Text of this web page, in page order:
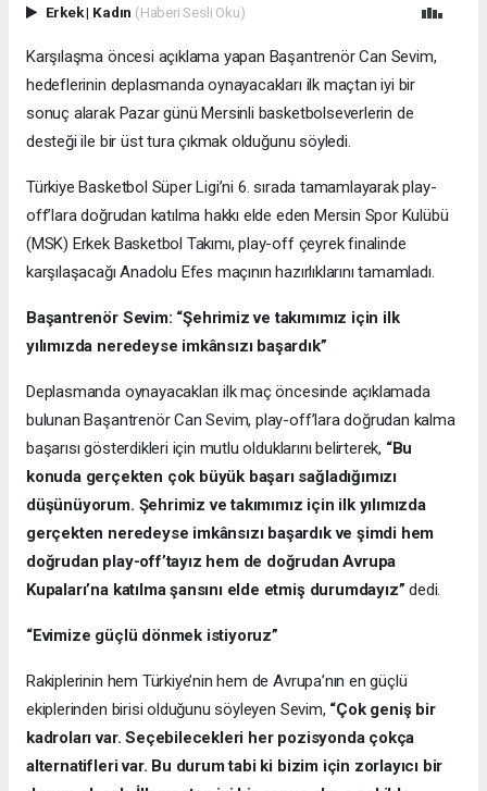
Erkek| Kadın (Haberi Sesli Oku)
Karşılaşma öncesi açıklama yapan Başantrenör Can Sevim,
hedeflerinin deplasmanda oynayacakları ilk maçtan iyi bir
sonuç alarak Pazar günü Mersinli basketbolseverlerin de
desteği ile bir üst tura çıkmak olduğunu söyledi.
Türkiye Basketbol Süper Ligi’ni 6. sırada tamamlayarak play-
off’lara doğrudan katılma hakkı elde eden Mersin Spor Kulübü
(MSK) Erkek Basketbol Takımı, play-off çeyrek finalinde
karşılaşacağı Anadolu Efes maçının hazırlıklarını tamamladı.
Başantrenör Sevim: “Şehrimiz ve takımımız için ilk
yılımızda neredeyse imkânsızı başardık”
Deplasmanda oynayacakları ilk maç öncesinde açıklamada
bulunan Başantrenör Can Sevim, play-off’lara doğrudan kalma
başarısı gösterdikleri için mutlu olduklarını belirterek, “Bu
konuda gerçekten çok büyük başarı sağladığımızı
düşünüyorum. Şehrimiz ve takımımız için ilk yılımızda
gerçekten neredeyse imkânsızı başardık ve şimdi hem
doğrudan play-off’tayız hem de doğrudan Avrupa
Kupaları’na katılma şansını elde etmiş durumdayız” dedi.
“Evimize güçlü dönmek istiyoruz”
Rakiplerinin hem Türkiye’nin hem de Avrupa’nın en güçlü
ekiplerinden birisi olduğunu söyleyen Sevim, “Çok geniş bir
kadroları var. Seçebilecekleri her pozisyonda çokça
alternatifleri var. Bu durum tabi ki bizim için zorlayıcı bir